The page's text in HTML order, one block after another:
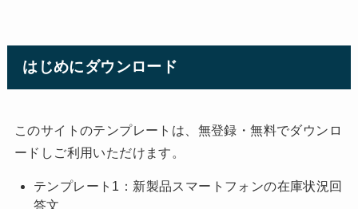
はじめにダウンロード
このサイトのテンプレートは、無登録・無料でダウンロ
ードしご利用いただけます。
テンプレート1：新製品スマートフォンの在庫状況回
答文